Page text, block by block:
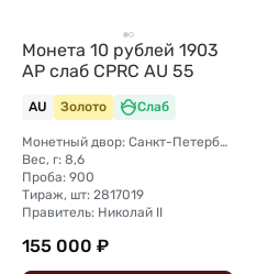
Монета 10 рублей 1903
АР слаб CPRC AU 55
AU Золото Слаб
Монетный двор: Санкт-Петербургский монетный двор
Вес, г: 8,6
Проба: 900
Тираж, шт: 2817019
Правитель: Николай II
155 000 ₽